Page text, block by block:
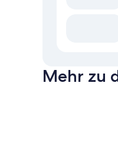
Mehr zu